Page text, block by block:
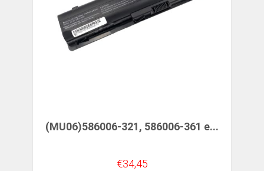
(MU06)586006-321, 586006-361 e...
€34,45